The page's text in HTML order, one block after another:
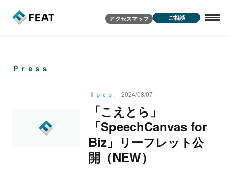
アクセスマップ ご相談
Ｐｒｅｓｓ
Ｔｐｃｓ. 2024/08/07
「こ え と ら 」
「SpeechCanvas for
Biz」 リ ーフレッ ト公
開 （NEW）